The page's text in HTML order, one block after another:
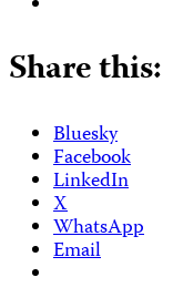
Share this:
Bluesky
Facebook
LinkedIn
X
WhatsApp
Email